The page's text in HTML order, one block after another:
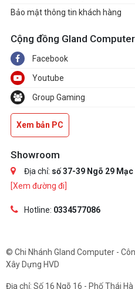
Bảo mật thông tin khách hàng
Cộng đồng Gland Computer
Facebook
Youtube
Group Gaming
Xem bản PC
Showroom
Địa chỉ: số 37-39 Ngõ 29
[Xem đường đi]
Hotline: 0334577086
© Chi Nhánh Gland Computer -
Xây Dựng HVD
Địa chỉ: Số 16 Ngõ 16 - Phố Thái